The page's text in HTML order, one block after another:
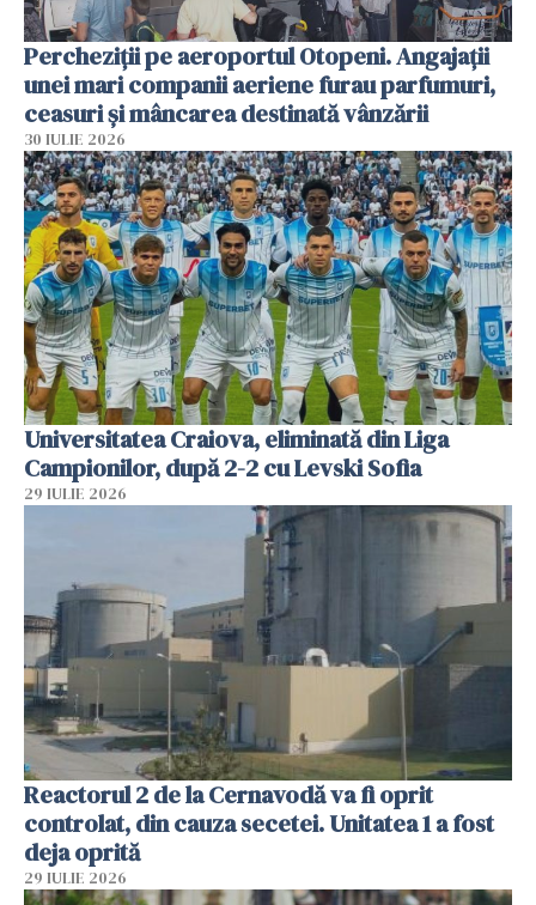
Percheziții pe aeroportul Otopeni. Angajații
unei mari companii aeriene furau parfumuri,
ceasuri și mâncarea destinată vânzării
30 IULIE 2026
Universitatea Craiova, eliminată din Liga
Campionilor, după 2-2 cu Levski Sofia
29 IULIE 2026
Reactorul 2 de la Cernavodă va fi oprit
controlat, din cauza secetei. Unitatea 1 a fost
deja oprită
29 IULIE 2026